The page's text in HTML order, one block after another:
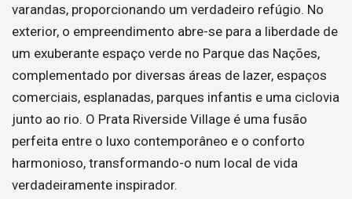
varandas, proporcionando um verdadeiro refúgio. No
exterior, o empreendimento abre-se para a liberdade de
um exuberante espaço verde no Parque das Nações,
complementado por diversas áreas de lazer, espaços
comerciais, esplanadas, parques infantis e uma ciclovia
junto ao rio. O Prata Riverside Village é uma fusão
perfeita entre o luxo contemporâneo e o conforto
harmonioso, transformando-o num local de vida
verdadeiramente inspirador.